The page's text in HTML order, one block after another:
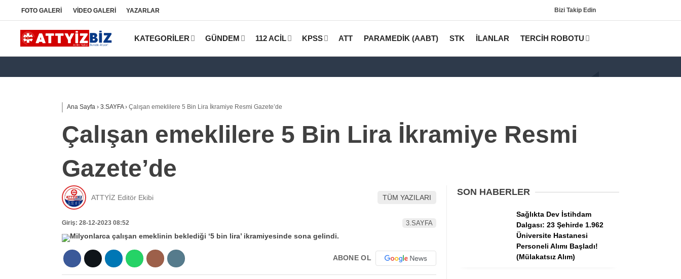
Tercih Robotu (Ön Lisans)
Tercih Robotu (Lise)
FOTO GALERİ VİDEO GALERİ YAZARLAR Bizi Takip Edin
KATEGORİLER GÜNDEM 112 ACİL KPSS ATT PARAMEDİK (AABT) STK İLANLAR TERCİH ROBOTU
Ana Sayfa › 3.SAYFA› Çalışan emeklilere 5 Bin Lira İkramiye Resmi Gazete’de
Çalışan emeklilere 5 Bin Lira İkramiye Resmi
Gazete’de
ATTYİZ Editör Ekibi TÜM YAZILARI
Giriş: 28-12-2023 08:52 3.SAYFA
ABONE OL
SON HABERLER
Sağlıkta Dev İstihdam
Dalgası: 23 Şehirde 1.962
Üniversite Hastanesi
Personeli Alımı Başladı!
(Mülakatsız Alım)